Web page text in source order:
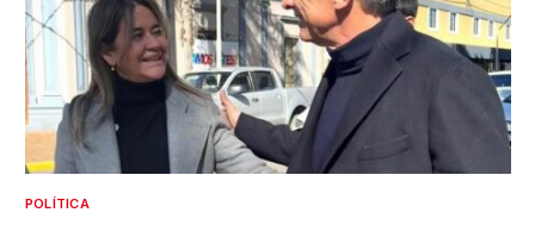
POLÍTICA